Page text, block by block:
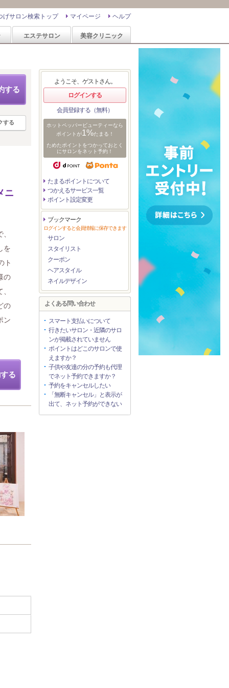
ヘルプ
マイページ
げサロン検索トップ
エステサロン 美容クリニック
する
する
ニ
を
ト
の
の
ン
る
ようこそ、ゲストさん。
ログインする
会員登録する（無料）
ホットペッパービューティーなら
ポイントが1%たまる！
ためたポイントをつかっておとく
にサロンをネット予約！
たまるポイントについて
つかえるサービス一覧
ポイント設定変更
ブックマーク
ログインすると会員情報に保存できます
サロン
スタイリスト
クーポン
ヘアスタイル
ネイルデザイン
よくある問い合わせ
スマート支払いについて
行きたいサロン・近隣のサロ
ンが掲載されていません
ポイントはどこのサロンで使
えますか？
子供や友達の分の予約も代理
でネット予約できますか？
予約をキャンセルしたい
「無断キャンセル」と表示が
出て、ネット予約ができない